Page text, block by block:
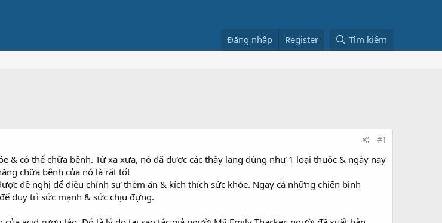
Đăng nhập Register Tìm kiếm
#1
& có thể chữa bệnh. Từ xa xưa, nó đã được các thầy lang dùng như 1 loại thuốc & ngày nay
chữa bệnh của nó là rất tốt
đề nghị để điều chỉnh sự thèm ăn & kích thích sức khỏe. Ngay cả những chiến binh
duy trì sức mạnh & sức chịu đựng.